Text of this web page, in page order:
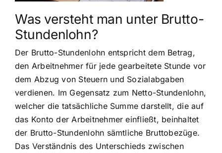
Was versteht man unter Brutto-
Stundenlohn?
Der Brutto-Stundenlohn entspricht dem Betrag,
den Arbeitnehmer für jede gearbeitete Stunde vor
dem Abzug von Steuern und Sozialabgaben
verdienen. Im Gegensatz zum Netto-Stundenlohn,
welcher die tatsächliche Summe darstellt, die auf
das Konto der Arbeitnehmer einfließt, beinhaltet
der Brutto-Stundenlohn sämtliche Bruttobezüge.
Das Verständnis des Unterschieds zwischen